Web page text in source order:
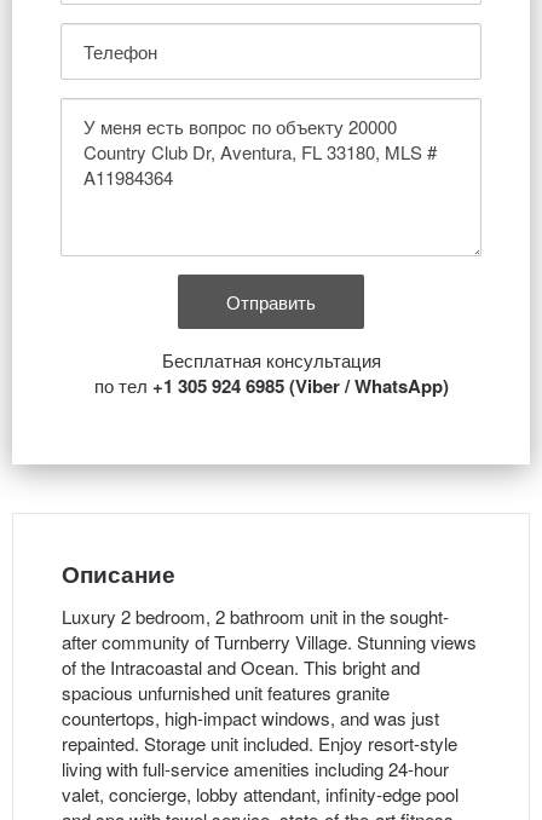
Бесплатная консультация
по тел +1 305 924 6985 (Viber / WhatsApp)
Описание
Luxury 2 bedroom, 2 bathroom unit in the sought-
after community of Turnberry Village. Stunning views
of the Intracoastal and Ocean. This bright and
spacious unfurnished unit features granite
countertops, high-impact windows, and was just
repainted. Storage unit included. Enjoy resort-style
living with full-service amenities including 24-hour
valet, concierge, lobby attendant, infinity-edge pool